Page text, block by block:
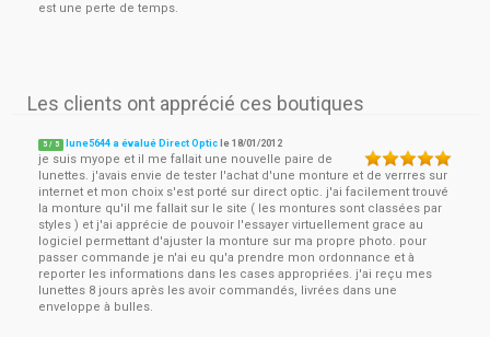
est une perte de temps.
Les clients ont apprécié ces boutiques
5 / 5 lune5644 a évalué Direct Optic le18/01/2012
je suis myope et il me fallait une nouvelle paire de
lunettes. j'avais envie de tester l'achat d'une monture et de verrres sur
internet et mon choix s'est porté sur direct optic. j'ai facilement trouvé
la monture qu'il me fallait sur le site ( les montures sont classées par
styles ) et j'ai apprécie de pouvoir l'essayer virtuellement grace au
logiciel permettant d'ajuster la monture sur ma propre photo. pour
passer commande je n'ai eu qu'a prendre mon ordonnance et à
reporter les informations dans les cases appropriées. j'ai reçu mes
lunettes 8 jours après les avoir commandés, livrées dans une
enveloppe à bulles.